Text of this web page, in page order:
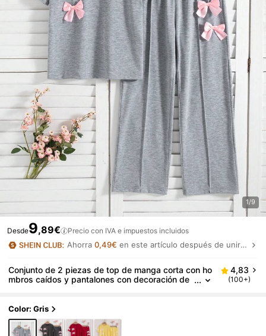
1/9
Desde9,89€ Precio con IVA e impuestos incluidos
Ahorra0,49€ en este artículo después de unirte.
Conjunto de 2 piezas de top de manga corta con ho
mbros caídos y pantalones con decoración de
4,83
(100+)
Color: Gris